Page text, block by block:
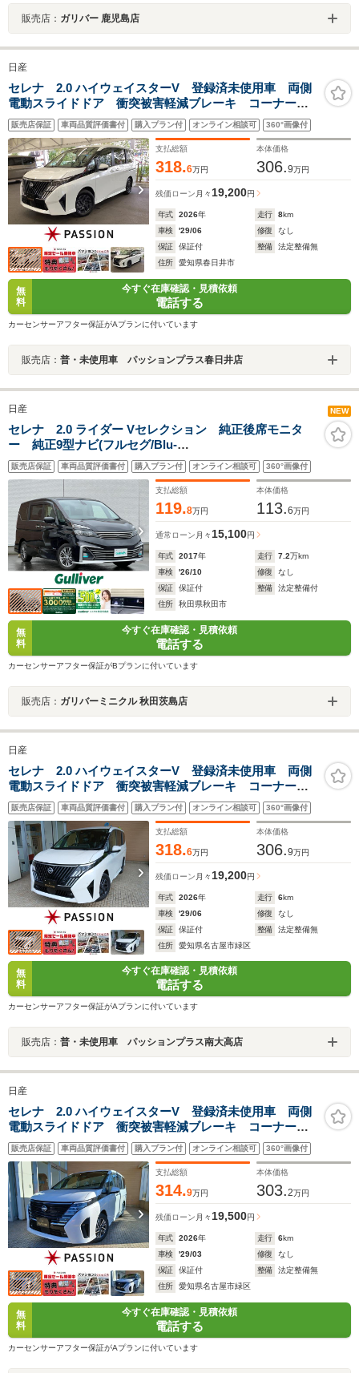
販売店： ガリバー 鹿児島店
日産
セレナ 2.0 ハイウェイスターV 登録済未使用車 両側
電動スライドドア 衝突被害軽減ブレーキ コーナーセ
ンサー スマートキー アダクティブクルーズコントロ
ール アルミホイール アイドリングストップ アラウ
ンドビューモニター
販売店保証 車両品質評価書付 購入プラン付 オンライン相談可 360°画像付
支払総額
318.6万円
本体価格
306.9万円
残価ローン 月々 19,200円
年式 2026年 走行 8km
車検
'29/06 修復
なし
保証
保証付 整備
法定整備無
住所
愛知県春日井市
無
料
今すぐ在庫確認・見積依頼
電話する
カーセンサーアフター保証がAプランに付いています
販売店： 普・未使用車 パッションプラス春日井店
日産 NEW
セレナ 2.0 ライダー Vセレクション 純正後席モニタ
ー 純正9型ナビ(フルセグ/Blu-
ray/DVD/Bluetooth/AM/FM/USB/AUX)衝突軽減 両側ハ
ンズフリー電動ドア LEDライト オーテック純正AW
販売店保証 車両品質評価書付 購入プラン付 オンライン相談可 360°画像付
支払総額
119.8万円
本体価格
113.6万円
通常ローン 月々 15,100円
年式 2017年 走行 7.2万km
車検
'26/10 修復
なし
保証
保証付 整備
法定整備付
住所
秋田県秋田市
無
料
今すぐ在庫確認・見積依頼
電話する
カーセンサーアフター保証がBプランに付いています
販売店： ガリバーミニクル 秋田茨島店
日産
セレナ 2.0 ハイウェイスターV 登録済未使用車 両側
電動スライドドア 衝突被害軽減ブレーキ コーナーセ
ンサー スマートキー アラウンドビューモニター ア
イドリングストップ 電動格納ドアミラー アルミホイ
ール LEDヘッドライト
販売店保証 車両品質評価書付 購入プラン付 オンライン相談可 360°画像付
支払総額
318.6万円
本体価格
306.9万円
残価ローン 月々 19,200円
年式 2026年 走行 6km
車検
'29/06 修復
なし
保証
保証付 整備
法定整備無
住所
愛知県名古屋市緑区
無
料
今すぐ在庫確認・見積依頼
電話する
カーセンサーアフター保証がAプランに付いています
販売店： 普・未使用車 パッションプラス南大高店
日産
セレナ 2.0 ハイウェイスターV 登録済未使用車 両側
電動スライドドア 衝突被害軽減ブレーキ コーナーセ
ンサー スマートキー アラウンドビューモニター ア
イドリングストップ 電動格納ドアミラー アルミホイ
ール LEDヘッドライト
販売店保証 車両品質評価書付 購入プラン付 オンライン相談可 360°画像付
支払総額
314.9万円
本体価格
303.2万円
残価ローン 月々19,500円
年式 2026年 走行 6km
車検
'29/03 修復
なし
保証
保証付 整備
法定整備無
住所
愛知県名古屋市緑区
無
料
今すぐ在庫確認・見積依頼
電話する
カーセンサーアフター保証がAプランに付いています